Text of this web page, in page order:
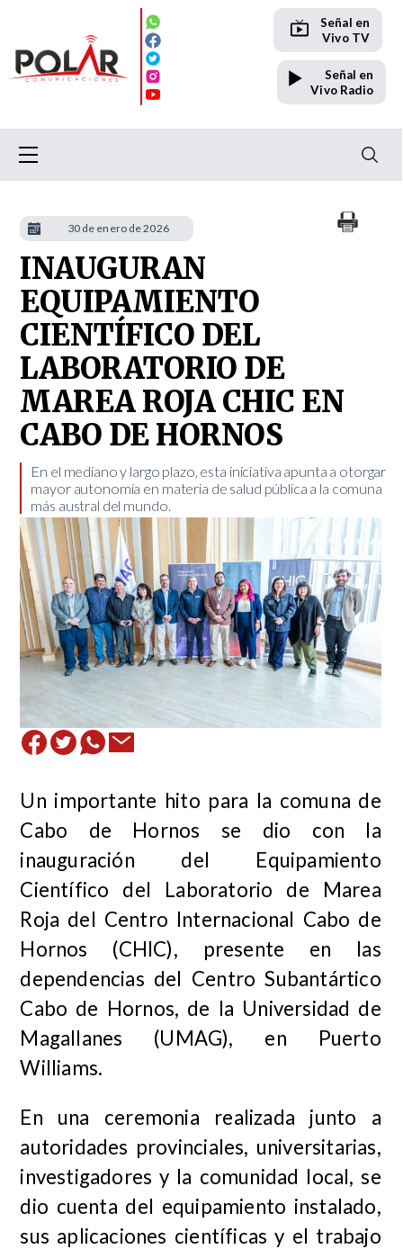
Señal en
Vivo TV
Señal en
Vivo Radio
INAUGURAN
EQUIPAMIENTO
CIENTÍFICO DEL
LABORATORIO DE
MAREA ROJA CHIC EN
CABO DE HORNOS
En el mediano y largo plazo, esta iniciativa apunta a otorgar
mayor autonomía en materia de salud pública a la comuna
más austral del mundo.
Un importante hito para la comuna de
Cabo de Hornos se dio con la
inauguración del Equipamiento
Científico del Laboratorio de Marea
Roja del Centro Internacional Cabo de
Hornos (CHIC), presente en las
dependencias del Centro Subantártico
Cabo de Hornos, de la Universidad de
Magallanes (UMAG), en Puerto
Williams.
En una ceremonia realizada junto a
autoridades provinciales, universitarias,
investigadores y la comunidad local, se
dio cuenta del equipamiento instalado,
sus aplicaciones científicas y el trabajo
30 de enero de 2026